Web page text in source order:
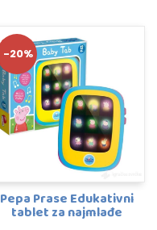
-20%
Pepa Prase Edukativni
tablet za najmlađe